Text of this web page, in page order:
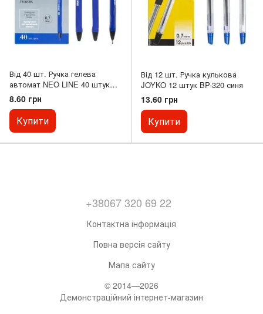
Від 40 шт. Ручка гелева
автомат NEO LINE 40 штук
W3002 синя
8.60 грн
Купити
Від 12 шт. Ручка кулькова
JOYKO 12 штук BP-320 синя
13.60 грн
Купити
+38067 320 69 22
Контактна інформація
Повна версія сайту
Мапа сайту
© 2014—2026
Демонстраційний інтернет-магазин